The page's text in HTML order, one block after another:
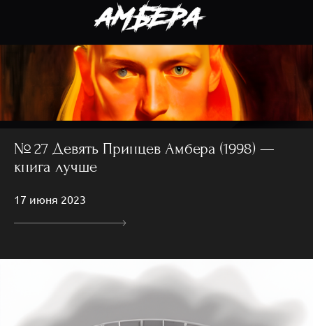
№ 27 Девять Принцев Амбера (1998) —
книга лучше
17 июня 2023